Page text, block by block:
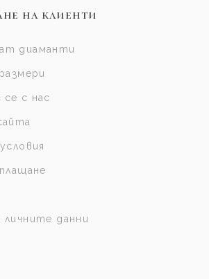
на клиенти
диаманти
с нас
данни